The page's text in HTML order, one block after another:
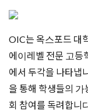
OIC는 옥스포드 대
에이레벨 전문 고등
에서 두각을 나타냅
을 통해 학생들의
회 참여를 독려합니